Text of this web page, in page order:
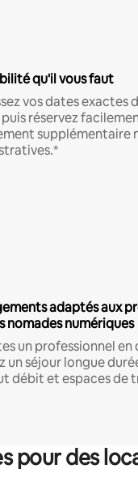
qu'il vous faut
vos dates exactes
réservez
supplémentaire
adaptés aux
nomades numériques
un professionnel
un séjour longue
débit et espaces de
pour des